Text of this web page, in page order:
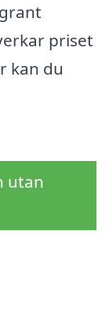
priset
kan du
utan